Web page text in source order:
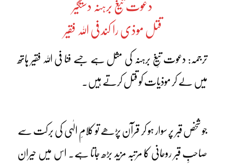
دعوت تیغ برہنہ دستگیر
قتل موذی را کند فی اللہ فقیر
ترجمہ: دعوت تیغِ برہنہ کی مثل ہے جسے فنا فی اللہ فقیر ہاتھ
میں لے کر موذیات کو قتل کرتے ہیں۔
جو شخص قبر پر سوار ہو کر قرآن پڑھے تو کلامِ الٰہی کی برکت سے
صاحبِ قبر روحانی کا مرتبہ مزید بڑھ جاتا ہے۔ اس میں حیران